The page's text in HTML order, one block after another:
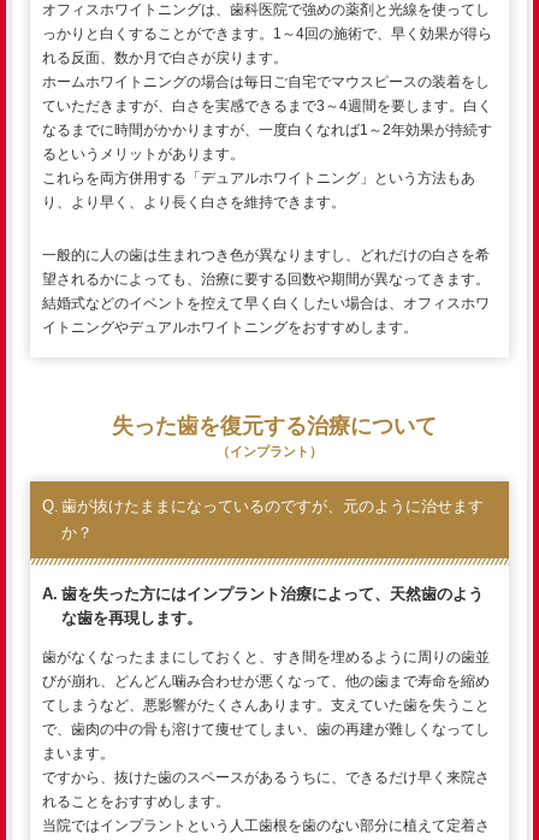
オフィスホワイトニングは、歯科医院で強めの薬剤と光線を使ってし
っかりと白くすることができます。1～4回の施術で、早く効果が得ら
れる反面、数か月で白さが戻ります。
ホームホワイトニングの場合は毎日ご自宅でマウスピースの装着をし
ていただきますが、白さを実感できるまで3～4週間を要します。白く
なるまでに時間がかかりますが、一度白くなれば1～2年効果が持続す
るというメリットがあります。
これらを両方併用する「デュアルホワイトニング」という方法もあ
り、より早く、より長く白さを維持できます。
一般的に人の歯は生まれつき色が異なりますし、どれだけの白さを希
望されるかによっても、治療に要する回数や期間が異なってきます。
結婚式などのイベントを控えて早く白くしたい場合は、オフィスホワ
イトニングやデュアルホワイトニングをおすすめします。
失った歯を復元する治療について
（インプラント）
歯が抜けたままになっているのですが、元のように治せます
か？
歯を失った方にはインプラント治療によって、天然歯のよう
な歯を再現します。
歯がなくなったままにしておくと、すき間を埋めるように周りの歯並
びが崩れ、どんどん噛み合わせが悪くなって、他の歯まで寿命を縮め
てしまうなど、悪影響がたくさんあります。支えていた歯を失うこと
で、歯肉の中の骨も溶けて痩せてしまい、歯の再建が難しくなってし
まいます。
ですから、抜けた歯のスペースがあるうちに、できるだけ早く来院さ
れることをおすすめします。
当院ではインプラントという人工歯根を歯のない部分に植えて定着さ